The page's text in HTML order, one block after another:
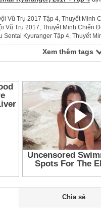
Vũ Trụ 2017 Tập 4, Thuyết Minh
Vũ Trụ 2017, Thuyết Minh Chiến
Sentai Kyuranger Tập 4, Thuyết
Thuyết Minh Uchuu Sentai
minh chiến đội vũ trụ 4,thuyết
4,Chiến Đội Vũ Trụ Tập 4,
Tru Thuyet Minh Uchuu Sentai
Sentai Kyuranger 4 ,Thuyet
Doi Vu Tru 2017 Tap 4 ,Chien Doi
Sentai Kyuranger 2017 Tap 4 ,
Super Sentai,Phim siêu nhân
,Phim sieu nhan Nhat Ban,
Xem thêm tags
Chia sẻ